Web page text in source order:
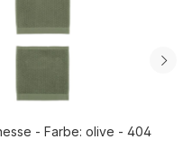
- Farbe: olive - 404